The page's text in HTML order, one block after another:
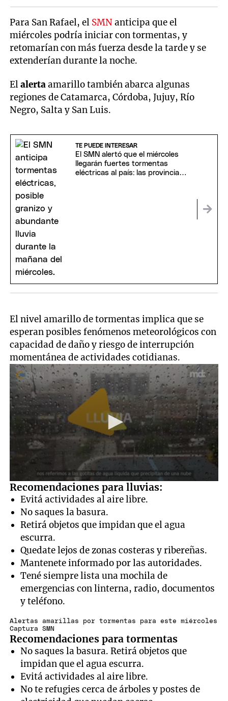
Para San Rafael, el SMNanticipa que el
miércoles podría iniciar con tormentas, y
retomarían con más fuerza desde la tarde y se
extenderían durante la noche.
Elalertaamarillo también abarca algunas
regiones de Catamarca, Córdoba, Jujuy, Río
Negro, Salta y San Luis.
TE PUEDE INTERESAR
El SMN alertó que el miércoles
llegarán fuertes tormentas
eléctricas al país: las provincias
El nivel amarillo de tormentas implica que se
esperan posibles fenómenos meteorológicos con
capacidad de daño y riesgo de interrupción
momentánea de actividades cotidianas.
0
seconds
of
minute,
32
Recomendaciones para lluvias:
Evitá actividades al aire libre.
No saques la basura.
Retirá objetos que impidan que el agua
escurra.
Quedate lejos de zonas costeras y ribereñas.
Mantenete informado por las autoridades.
Tené siempre lista una mochila de
emergencias con linterna, radio, documentos
y teléfono.
Alertas amarillas por tormentas para este miércoles
Captura SMN
Recomendaciones para tormentas
No saques la basura. Retirá objetos que
impidan que el agua escurra.
Evitá actividades al aire libre.
No te refugies cerca de árboles y postes de